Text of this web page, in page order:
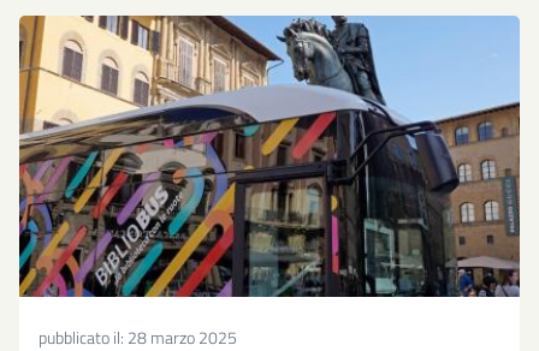
pubblicato il: 28 marzo 2025